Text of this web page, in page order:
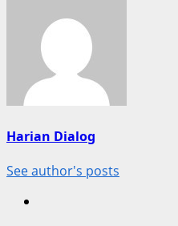
Harian Dialog
See author's posts